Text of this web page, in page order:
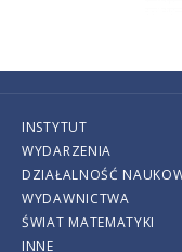
INSTYTUT
WYDARZENIA
DZIAŁALNOŚĆ
WYDAWNICTWA
ŚWIAT MATEMATYKI
INNE